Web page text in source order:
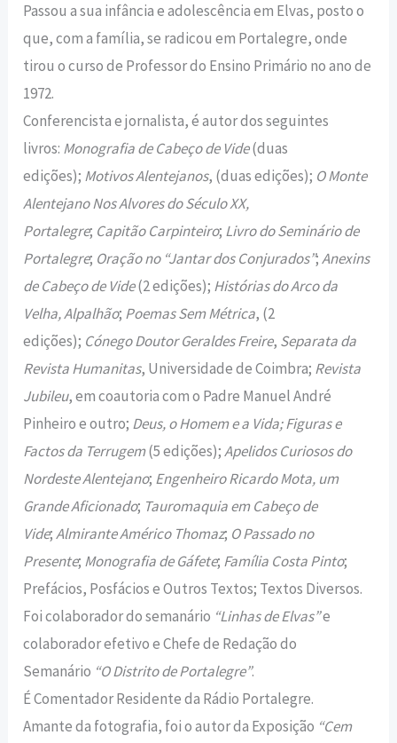
Passou a sua infância e adolescência em Elvas, posto o
que, com a família, se radicou em Portalegre, onde
tirou o curso de Professor do Ensino Primário no ano de
1972.
Conferencista e jornalista, é autor dos seguintes
livros: Monografia de Cabeço de Vide(duas
edições); Motivos Alentejanos, (duas edições); O Monte
Alentejano Nos Alvores do Século XX,
Portalegre; Capitão Carpinteiro; Livro do Seminário de
Portalegre; Oração no “Jantar dos Conjurados”;Anexins
de Cabeço de Vide(2 edições); Histórias do Arco da
Velha, Alpalhão; Poemas Sem Métrica, (2
edições); Cónego Doutor Geraldes Freire, Separata da
Revista Humanitas, Universidade de Coimbra; Revista
Jubileu, em coautoria com o Padre Manuel André
Pinheiro e outro; Deus, o Homem e a Vida; Figuras e
Factos da Terrugem(5 edições);Apelidos Curiosos do
Nordeste Alentejano; Engenheiro Ricardo Mota, um
Grande Aficionado; Tauromaquia em Cabeço de
Vide;Almirante Américo Thomaz; O Passado no
Presente; Monografia de Gáfete; Família Costa Pinto;
Prefácios, Posfácios e Outros Textos; Textos Diversos.
Foi colaborador do semanário “Linhas de Elvas”e
colaborador efetivo e Chefe de Redação do
Semanário “O Distrito de Portalegre”.
É Comentador Residente da Rádio Portalegre.
Amante da fotografia, foi o autor da Exposição “Cem